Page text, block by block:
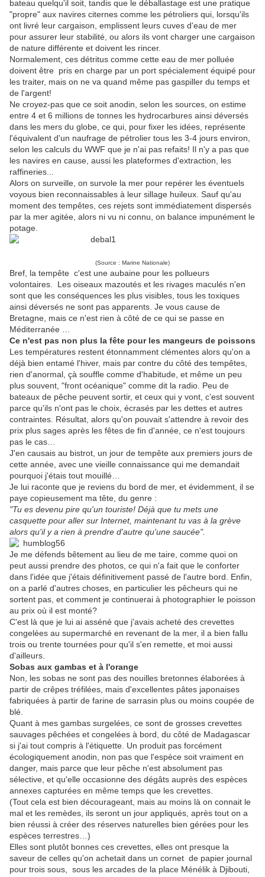
bateau quelqu'il soit, tandis que le déballastage est une pratique
"propre" aux navires citernes comme les pétroliers qui, lorsqu'ils
ont livré leur cargaison, emplissent leurs cuves d'eau de mer
pour assurer leur stabilité, ou alors ils vont charger une cargaison
de nature différente et doivent les rincer.
Normalement, ces détritus comme cette eau de mer polluée
doivent être pris en charge par un port spécialement équipé pour
les traiter, mais on ne va quand même pas gaspiller du temps et
de l'argent!
Ne croyez-pas que ce soit anodin, selon les sources, on estime
entre 4 et 6 millions de tonnes les hydrocarbures ainsi déversés
dans les mers du globe, ce qui, pour fixer les idées, représente
l'équivalent d'un naufrage de pétrolier tous les 3-4 jours environ,
selon les calculs du WWF que je n'ai pas refaits! Il n'y a pas que
les navires en cause, aussi les plateformes d'extraction, les
raffineries...
Alors on surveille, on survole la mer pour repérer les éventuels
voyous bien reconnaissables à leur sillage huileux. Sauf qu'au
moment des tempêtes, ces rejets sont immédiatement dispersés
par la mer agitée, alors ni vu ni connu, on balance impunément le
potage.
(Source : Marine Nationale)
Bref, la tempête c'est une aubaine pour les pollueurs
volontaires. Les oiseaux mazoutés et les rivages maculés n'en
sont que les conséquences les plus visibles, tous les toxiques
ainsi déversés ne sont pas apparents. Je vous cause de
Bretagne, mais ce n'est rien à côté de ce qui se passe en
Méditerranée …
Ce n'est pas non plus la fête pour les mangeurs de poissons
Les températures restent étonnamment clémentes alors qu'on a
déjà bien entamé l'hiver, mais par contre du côté des tempêtes,
rien d'anormal, çà souffle comme d'habitude, et même un peu
plus souvent, "front océanique" comme dit la radio. Peu de
bateaux de pêche peuvent sortir, et ceux qui y vont, c’est souvent
parce qu'ils n'ont pas le choix, écrasés par les dettes et autres
contraintes. Résultat, alors qu'on pouvait s'attendre à revoir des
prix plus sages après les fêtes de fin d'année, ce n'est toujours
pas le cas…
J'en causais au bistrot, un jour de tempête aux premiers jours de
cette année, avec une vieille connaissance qui me demandait
pourquoi j'étais tout mouillé…
Je lui raconte que je reviens du bord de mer, et évidemment, il se
paye copieusement ma tête, du genre :
"Tu es devenu pire qu'un touriste! Déjà que tu mets une
casquette pour aller sur Internet, maintenant tu vas à la grève
alors qu'il y a rien à prendre d'autre qu'une saucée".
Je me défends bêtement au lieu de me taire, comme quoi on
peut aussi prendre des photos, ce qui n'a fait que le conforter
dans l'idée que j'étais définitivement passé de l'autre bord. Enfin,
on a parlé d'autres choses, en particulier les pêcheurs qui ne
sortent pas, et comment je continuerai à photographier le poisson
au prix où il est monté?
C'est là que je lui ai asséné que j'avais acheté des crevettes
congelées au supermarché en revenant de la mer, il a bien fallu
trois ou trente tournées pour qu'il s'en remette, et moi aussi
d'ailleurs.
Sobas aux gambas et à l'orange
Non, les sobas ne sont pas des nouilles bretonnes élaborées à
partir de crêpes tréfilées, mais d'excellentes pâtes japonaises
fabriquées à partir de farine de sarrasin plus ou moins coupée de
blé.
Quant à mes gambas surgelées, ce sont de grosses crevettes
sauvages pêchées et congelées à bord, du côté de Madagascar
si j'ai tout compris à l'étiquette. Un produit pas forcément
écologiquement anodin, non pas que l'espèce soit vraiment en
danger, mais parce que leur pêche n'est absolument pas
sélective, et qu'elle occasionne des dégâts auprès des espèces
annexes capturées en même temps que les crevettes.
(Tout cela est bien décourageant, mais au moins là on connait le
mal et les remèdes, ils seront un jour appliqués, après tout on a
bien réussi à créer des réserves naturelles bien gérées pour les
espèces terrestres…)
Elles sont plutôt bonnes ces crevettes, elles ont presque la
saveur de celles qu'on achetait dans un cornet de papier journal
pour trois sous, sous les arcades de la place Ménélik à Djibouti,